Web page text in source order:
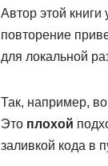
Автор этой
повторение
для локальной
Так, например, во
Это плохой
заливкой кода в